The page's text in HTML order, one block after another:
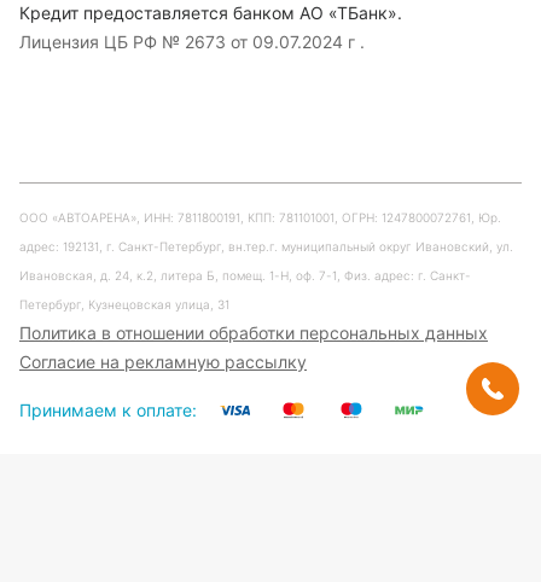
Кредит предоставляется банком АО «ТБанк».
Лицензия ЦБ РФ № 2673 от 09.07.2024 г .
ООО «АВТОАРЕНА», ИНН: 7811800191, КПП: 781101001, ОГРН: 1247800072761, Юр.
адрес: 192131, г. Санкт-Петербург, вн.тер.г. муниципальный округ Ивановский, ул.
Ивановская, д. 24, к.2, литера Б, помещ. 1-Н, оф. 7-1, Физ. адрес: г. Санкт-
Петербург, Кузнецовская улица, 31
Политика в отношении обработки персональных данных
Согласие на рекламную рассылку
Принимаем к оплате: